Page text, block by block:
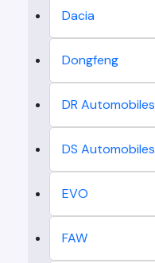
Dacia
Dongfeng
DR Automobiles
DS Automobiles
EVO
FAW